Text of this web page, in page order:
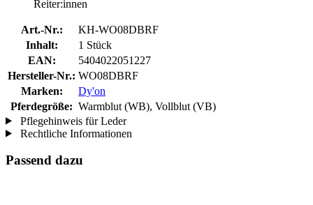
Reiter:innen
Art.-Nr.:
KH-WO08DBRF
Inhalt:
1 Stück
EAN:
5404022051227
Hersteller-Nr.: WO08DBRF
Marken:
Dy'on
Pferdegröße: Warmblut (WB), Vollblut (VB)
Pflegehinweis für Leder
Rechtliche Informationen
Passend dazu